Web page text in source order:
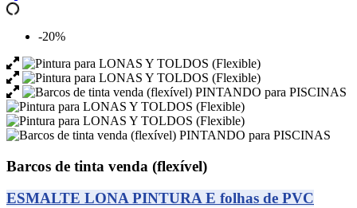
-20%
Barcos de tinta venda (flexível)
ESMALTE LONA PINTURA E folhas de PVC